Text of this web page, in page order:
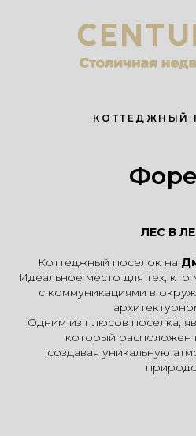
КОТТЕДЖНЫЙ
ЛЕС В
Коттеджный поселок на
Идеальное место для тех,
с коммуникациями в
Одним из плюсов поселка,
который расположен
создавая уникальную